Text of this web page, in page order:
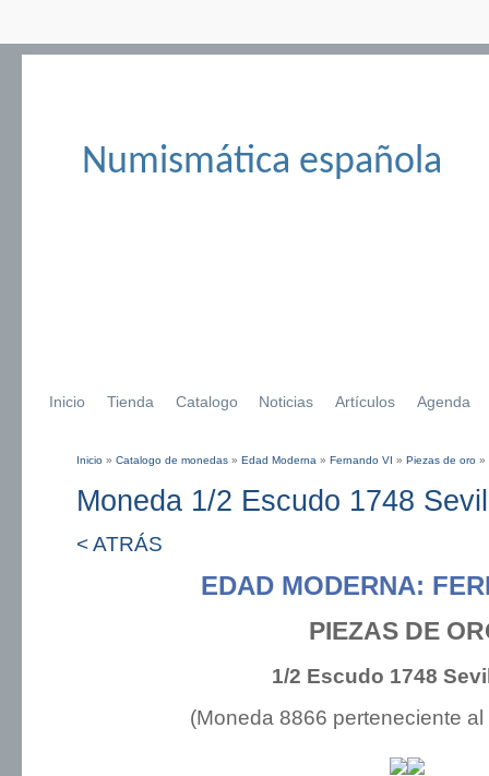
Numismática española
Inicio Tienda Catalogo Noticias Artículos Agenda
Inicio » Catalogo de monedas » Edad Moderna » Fernando VI » Piezas de oro »
Moneda 1/2 Escudo 1748
< ATRÁS
EDAD MODERNA:
PIEZAS DE
1/2 Escudo 1748
(Moneda 8866 perteneciente al